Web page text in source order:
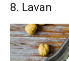
8. Lavan